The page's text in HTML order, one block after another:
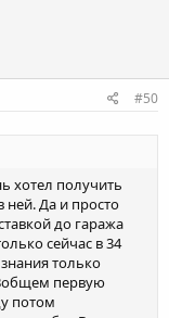
#50
хотел получить
ней. Да и просто
до гаража
сейчас в 34
только
первую
потом